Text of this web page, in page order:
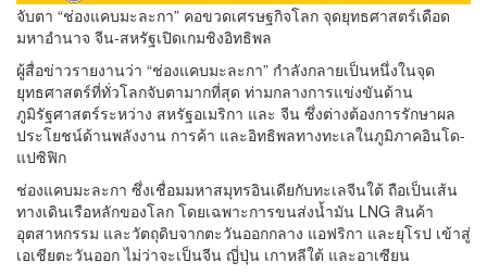
จับตา “ช่องแคบมะละกา” คอขวดเศรษฐกิจโลก จุดยุทธศาสตร์เดือด
มหาอำนาจ จีน-สหรัฐเปิดเกมชิงอิทธิพล
ผู้สื่อข่าวรายงานว่า “ช่องแคบมะละกา” กำลังกลายเป็นหนึ่งในจุด
ยุทธศาสตร์ที่ทั่วโลกจับตามากที่สุด ท่ามกลางการแข่งขันด้าน
ภูมิรัฐศาสตร์ระหว่าง สหรัฐอเมริกา และ จีน ซึ่งต่างต้องการรักษาผล
ประโยชน์ด้านพลังงาน การค้า และอิทธิพลทางทะเลในภูมิภาคอินโด-
แปซิฟิก
ช่องแคบมะละกา ซึ่งเชื่อมมหาสมุทรอินเดียกับทะเลจีนใต้ ถือเป็นเส้น
ทางเดินเรือหลักของโลก โดยเฉพาะการขนส่งน้ำมัน LNG สินค้า
อุตสาหกรรม และวัตถุดิบจากตะวันออกกลาง แอฟริกา และยุโรป เข้าสู่
เอเชียตะวันออก ไม่ว่าจะเป็นจีน ญี่ปุ่น เกาหลีใต้ และอาเซียน